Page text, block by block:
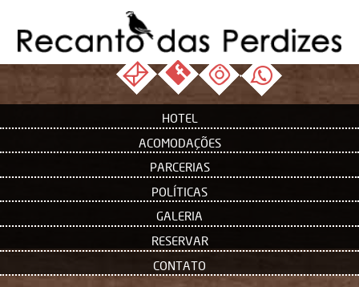
HOTEL
ACOMODAÇÕES
PARCERIAS
POLÍTICAS
GALERIA
RESERVAR
CONTATO